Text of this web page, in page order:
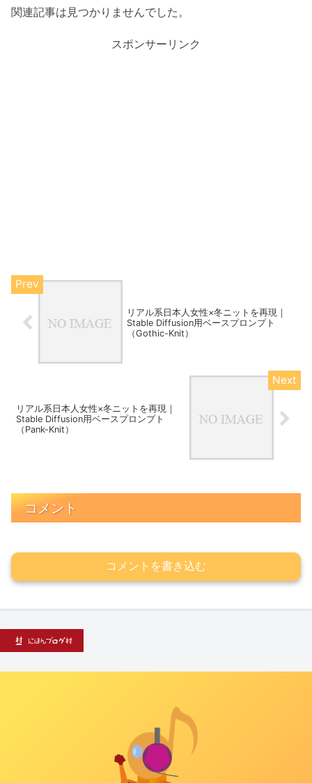
関連記事は見つかりませんでした。
スポンサーリンク
リアル系日本人女性×冬ニットを再現｜
Stable Diffusion用ベースプロンプト
（Gothic-Knit）
リアル系日本人女性×冬ニットを再現｜
Stable Diffusion用ベースプロンプト
（Pank-Knit）
コメント
コメントを書き込む